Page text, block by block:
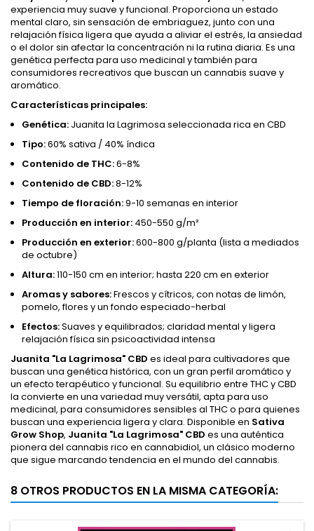
experiencia muy suave y funcional. Proporciona un estado
mental claro, sin sensación de embriaguez, junto con una
relajación física ligera que ayuda a aliviar el estrés, la ansiedad
o el dolor sin afectar la concentración ni la rutina diaria. Es una
genética perfecta para uso medicinal y también para
consumidores recreativos que buscan un cannabis suave y
aromático.
Características principales:
Genética: Juanita la Lagrimosa seleccionada rica en CBD
Tipo:60% sativa / 40% índica
Contenido de THC:6-8%
Contenido de CBD:8-12%
Tiempo de floración:9-10 semanas en interior
Producción en interior: 450-550 g/m²
Producción en exterior:600-800 g/planta (lista a mediados
de octubre)
Altura:110-150 cm en interior; hasta 220 cm en exterior
Aromas y sabores:Frescos y cítricos, con notas de limón,
pomelo, flores y un fondo especiado-herbal
Efectos:Suaves y equilibrados; claridad mental y ligera
relajación física sin psicoactividad intensa
Juanita "La Lagrimosa" CBD es ideal para cultivadores que
buscan una genética histórica, con un gran perfil aromático y
un efecto terapéutico y funcional. Su equilibrio entre THC y CBD
la convierte en una variedad muy versátil, apta para uso
medicinal, para consumidores sensibles al THC o para quienes
buscan una experiencia ligera y clara. Disponible en Sativa
Grow Shop, Juanita "La Lagrimosa" CBD es una auténtica
pionera del cannabis rico en cannabidiol, un clásico moderno
que sigue marcando tendencia en el mundo del cannabis.
8 OTROS PRODUCTOS EN LA MISMA CATEGORÍA: